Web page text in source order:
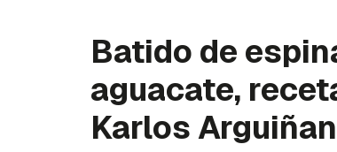
Batido de
aguacate,
Karlos